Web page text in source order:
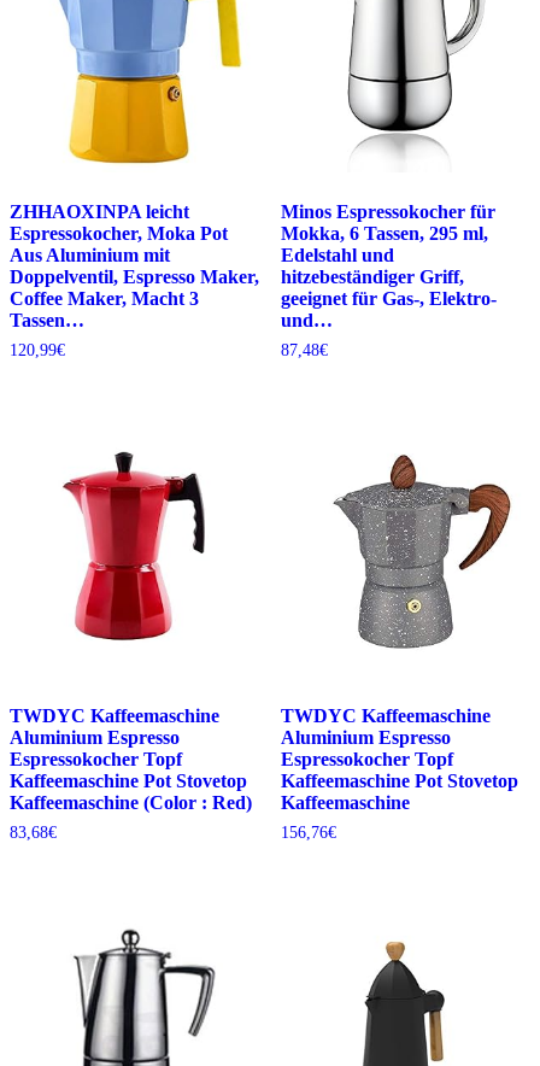
ZHHAOXINPA leicht
Espressokocher, Moka Pot
Aus Aluminium mit
Doppelventil, Espresso Maker,
Coffee Maker, Macht 3
Tassen…
120,99€
Minos Espressokocher für
Mokka, 6 Tassen, 295 ml,
Edelstahl und
hitzebeständiger Griff,
geeignet für Gas-, Elektro-
und…
87,48€
TWDYC Kaffeemaschine
Aluminium Espresso
Espressokocher Topf
Kaffeemaschine Pot Stovetop
Kaffeemaschine (Color : Red)
83,68€
TWDYC Kaffeemaschine
Aluminium Espresso
Espressokocher Topf
Kaffeemaschine Pot Stovetop
Kaffeemaschine
156,76€